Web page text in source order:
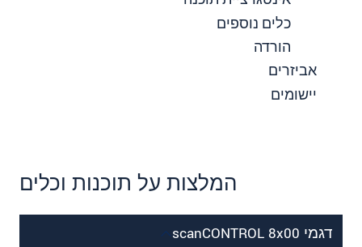
כלים נוספים
הורדה
אביזרים
יישומים
המלצות על תוכנות וכלים
דגמי scanCONTROL 8x00